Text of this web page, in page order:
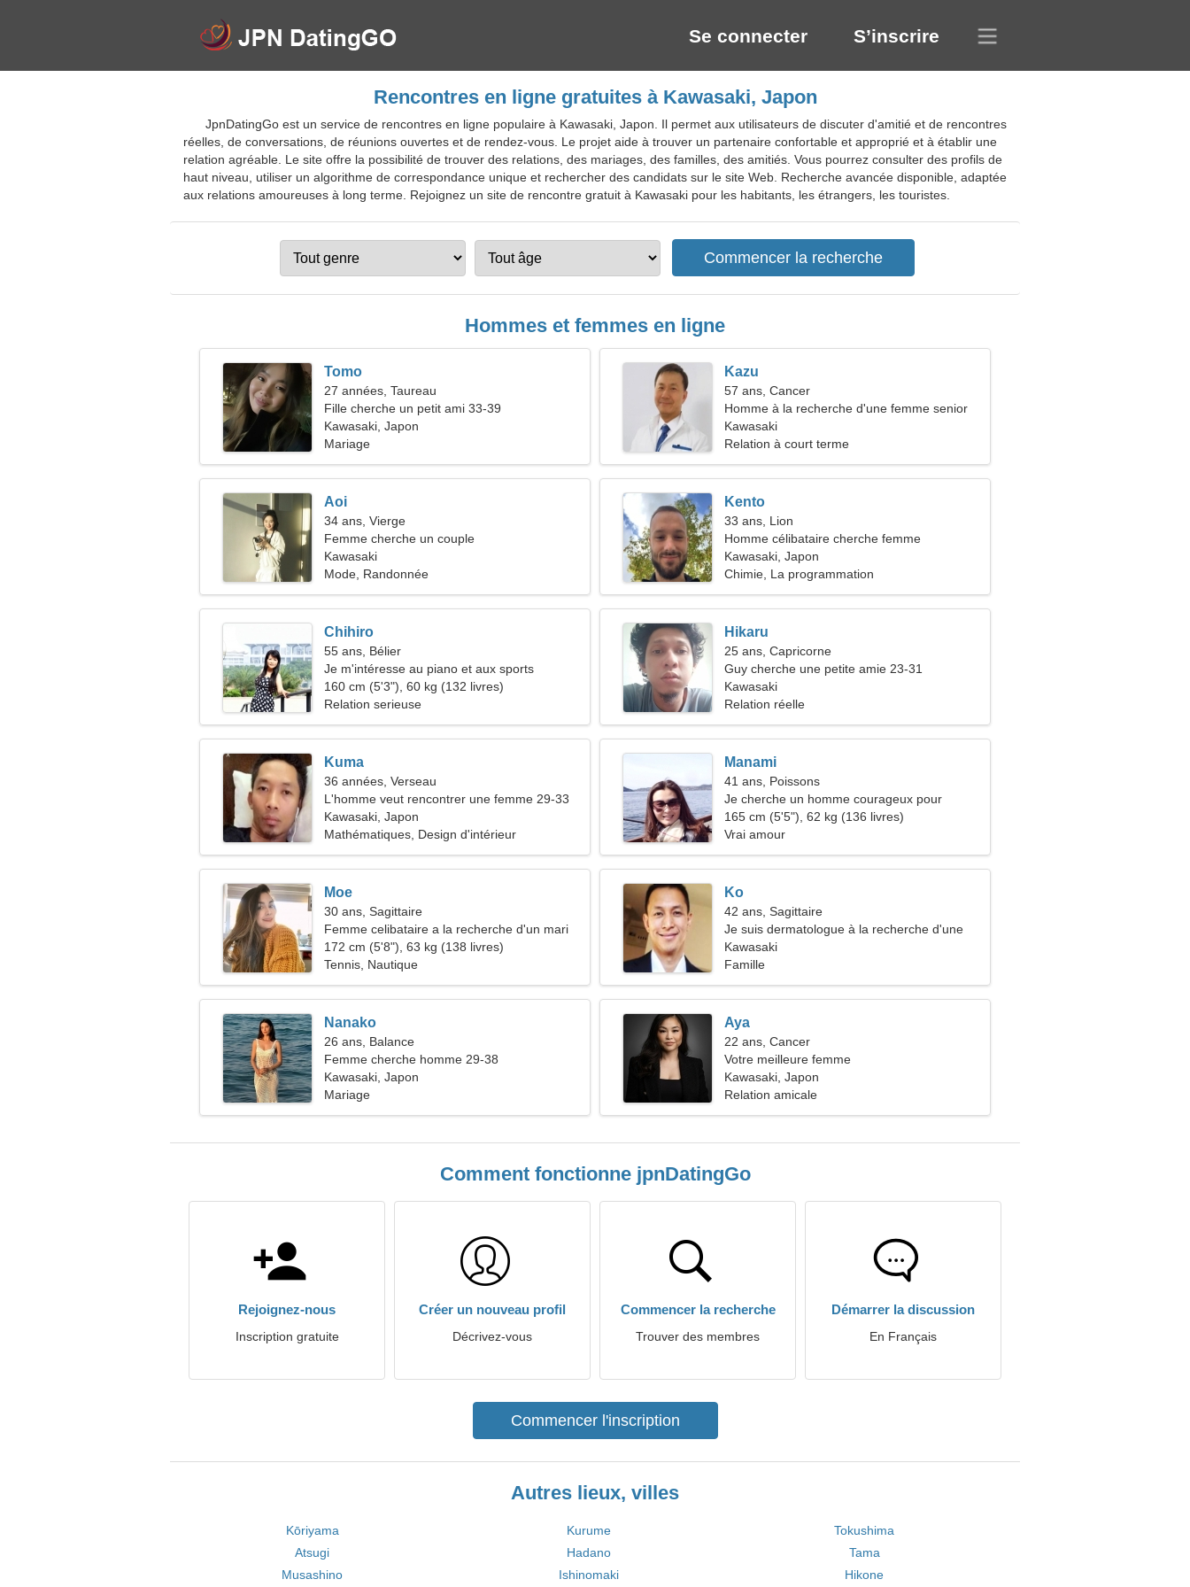
Se connecter S’inscrire
Rencontres en ligne gratuites à Kawasaki, Japon
JpnDatingGo est un service de rencontres en ligne populaire à Kawasaki, Japon. Il permet aux utilisateurs de discuter d'amitié et de rencontres
réelles, de conversations, de réunions ouvertes et de rendez-vous. Le projet aide à trouver un partenaire confortable et approprié et à établir une
relation agréable. Le site offre la possibilité de trouver des relations, des mariages, des familles, des amitiés. Vous pourrez consulter des profils de
haut niveau, utiliser un algorithme de correspondance unique et rechercher des candidats sur le site Web. Recherche avancée disponible, adaptée
aux relations amoureuses à long terme. Rejoignez un site de rencontre gratuit à Kawasaki pour les habitants, les étrangers, les touristes.
Hommes et femmes en ligne
Tomo
27 années, Taureau
Fille cherche un petit ami 33-39
Kawasaki, Japon
Mariage
Kazu
57 ans, Cancer
Homme à la recherche d'une femme senior
Kawasaki
Relation à court terme
Aoi
34 ans, Vierge
Femme cherche un couple
Kawasaki
Mode, Randonnée
Kento
33 ans, Lion
Homme célibataire cherche femme
Kawasaki, Japon
Chimie, La programmation
Chihiro
55 ans, Bélier
Je m'intéresse au piano et aux sports
160 cm (5'3"), 60 kg (132 livres)
Relation serieuse
Hikaru
25 ans, Capricorne
Guy cherche une petite amie 23-31
Kawasaki
Relation réelle
Kuma
36 années, Verseau
L'homme veut rencontrer une femme 29-33
Kawasaki, Japon
Mathématiques, Design d'intérieur
Manami
41 ans, Poissons
Je cherche un homme courageux pour
voyager
165 cm (5'5"), 62 kg (136 livres)
Vrai amour
Moe
30 ans, Sagittaire
Femme celibataire a la recherche d'un mari
172 cm (5'8"), 63 kg (138 livres)
Tennis, Nautique
Ko
42 ans, Sagittaire
Je suis dermatologue à la recherche d'une
femme charmante
Kawasaki
Famille
Nanako
26 ans, Balance
Femme cherche homme 29-38
Kawasaki, Japon
Mariage
Aya
22 ans, Cancer
Votre meilleure femme
Kawasaki, Japon
Relation amicale
Comment fonctionne jpnDatingGo
Rejoignez-nous
Inscription gratuite
Créer un nouveau profil
Décrivez-vous
Commencer la recherche
Trouver des membres
Démarrer la discussion
En Français
Commencer l'inscription
Autres lieux, villes
Kōriyama Kurume
Tokushima
Atsugi
Hadano
Tama
Musashino
Ishinomaki Hikone